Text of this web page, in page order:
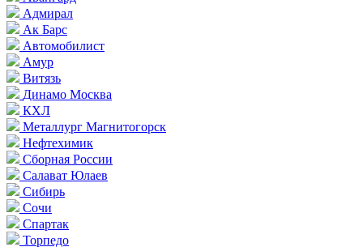
Адмирал
Ак Барс
Автомобилист
Амур
Витязь
Динамо Москва
КХЛ
Металлург Магнитогорск
Нефтехимик
Сборная России
Салават Юлаев
Сибирь
Сочи
Спартак
Торпедо